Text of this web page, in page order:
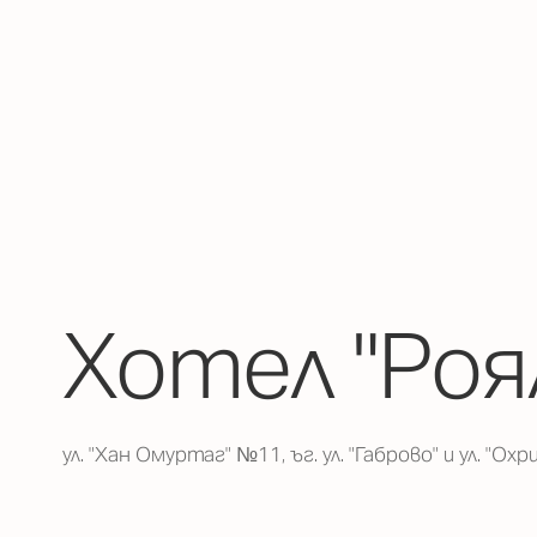
Хотел
ул. "Хан Омуртаг" №11, ъг. ул. "Габрово" и ул.